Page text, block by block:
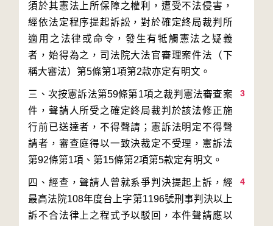
須於其憲法上所保障之權利，遭受不法侵害，
經依法定程序提起訴訟，對於確定終局裁判所
適用之法律或命令，發生有牴觸憲法之疑義
者，始得為之，司法院大法官審理案件法（下
3
三、次按憲訴法第59條第1項之裁判憲法審查案
件，聲請人所受之確定終局裁判於該法修正施
行前已送達者，不得聲請；憲訴法明定不得聲
請者，審查庭得以一致決裁定不受理，憲訴法
4
四、經查，聲請人曾就系爭判決提起上訴，經
最高法院108年度台上字第1196號刑事判決以上
訴不合法律上之程式予以駁回，本件聲請應以